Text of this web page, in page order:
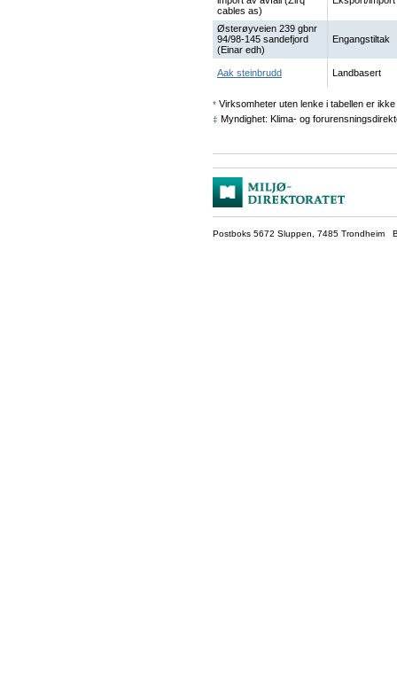
cables as)
Østerøyveien 239 gbnr
94/98-145 sandefjord
(Einar edh)
Engangstiltak
Aak steinbrudd Landbasert
* Virksomheter uten lenke i tabellen er
‡ Myndighet: Klima- og
Postboks 5672 Sluppen, 7485 Trondheim